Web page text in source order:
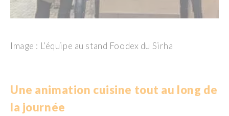
Image : L’équipe au stand Foodex du Sirha
Une animation cuisine tout au long de
la journée